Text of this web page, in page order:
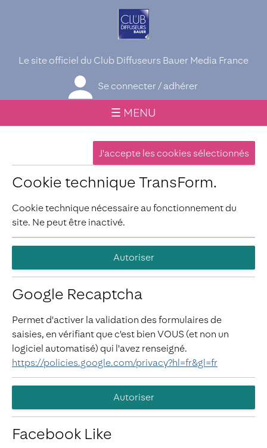
Le site officiel du Club Diffuseurs Bauer Media France
Se connecter / adhérer
☰ MENU
Cookie technique TransForm.
Cookie technique nécessaire au fonctionnement du
site. Ne peut être inactivé.
Autoriser
Google Recaptcha
Permet d'activer la validation des formulaires de
saisies, en vérifiant que c'est bien VOUS (et non un
logiciel automatisé) qui l'avez renseigné.
https://policies.google.com/privacy?hl=fr&gl=fr
Autoriser
Facebook Like